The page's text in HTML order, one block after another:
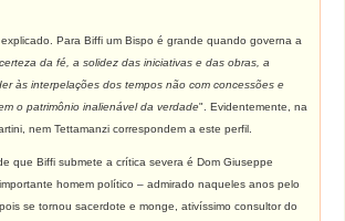
Para Biffi um Bispo é grande quando governa a
da fé, a solidez das iniciativas e das obras, a
às interpelações dos tempos não com concessões e
o patrimônio inalienável da verdade". Evidentemente, na
nem Tettamanzi correspondem a este perfil.
que Biffi submete a crítica severa é Dom Giuseppe
homem político – admirado naqueles anos pelo
se tornou sacerdote e monge, ativíssimo consultor do